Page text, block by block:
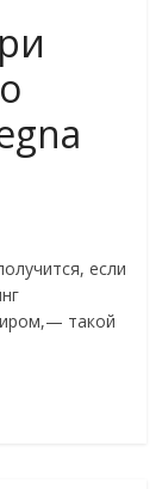
если
такой